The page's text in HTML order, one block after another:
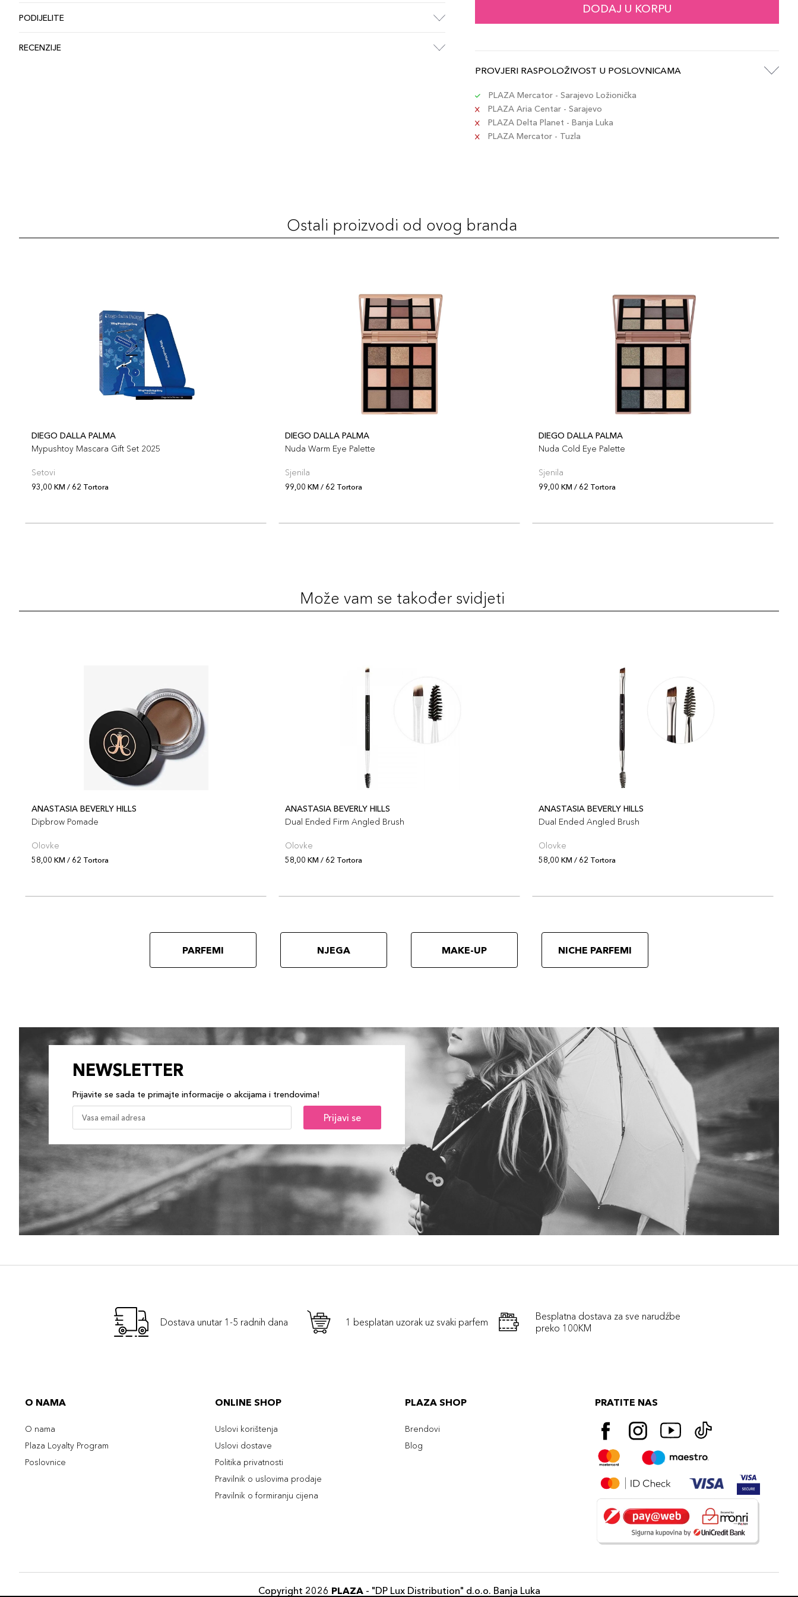
PODIJELITE
RECENZIJE
DODAJ U KORPU
PROVJERI RASPOLOŽIVOST U POSLOVNICAMA
PLAZA Mercator - Sarajevo Ložionička
PLAZA Aria Centar - Sarajevo
PLAZA Delta Planet - Banja Luka
PLAZA Mercator - Tuzla
Ostali proizvodi od ovog branda
DIEGO DALLA PALMA
Mypushtoy Mascara Gift Set 2025
Setovi
93,00 KM / 62 Tortora
DIEGO DALLA PALMA
Nuda Warm Eye Palette
Sjenila
99,00 KM / 62 Tortora
DIEGO DALLA PALMA
Nuda Cold Eye Palette
Sjenila
99,00 KM / 62 Tortora
Može vam se također svidjeti
ANASTASIA BEVERLY HILLS
Dipbrow Pomade
Olovke
58,00 KM / 62 Tortora
ANASTASIA BEVERLY HILLS
Dual Ended Firm Angled Brush
Olovke
58,00 KM / 62 Tortora
ANASTASIA BEVERLY HILLS
Dual Ended Angled Brush
Olovke
58,00 KM / 62 Tortora
PARFEMI NJEGA MAKE-UP NICHE PARFEMI
NEWSLETTER
Prijavite se sada te primajte informacije o akcijama i trendovima!
Prijavi se
Dostava unutar 1-5 radnih dana 1 besplatan uzorak uz svaki parfem
Besplatna dostava za sve narudźbe
preko 100KM
O NAMA
O nama
Plaza Loyalty Program
Poslovnice
ONLINE SHOP
Uslovi korištenja
Uslovi dostave
Politika privatnosti
Pravilnik o uslovima prodaje
Pravilnik o formiranju cijena
PLAZA SHOP
Brendovi
Blog
PRATITE NAS
Copyright 2026 PLAZA- "DP Lux Distribution" d.o.o. Banja Luka